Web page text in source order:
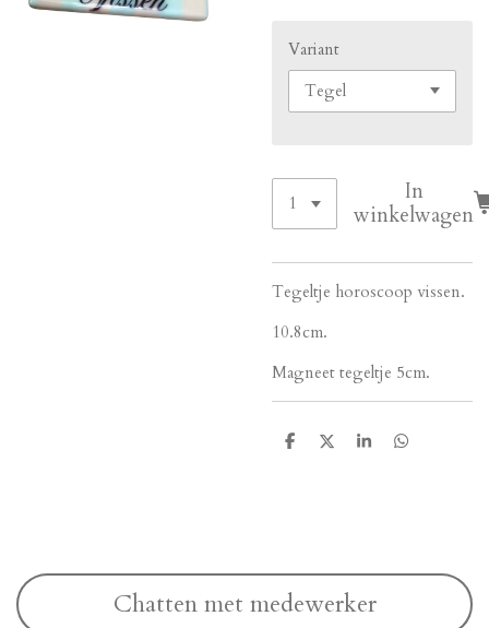
Variant
In
winkelwagen
Tegeltje horoscoop vissen.
10.8cm.
Magneet tegeltje 5cm.
D
D
S
D
Chatten met medewerker